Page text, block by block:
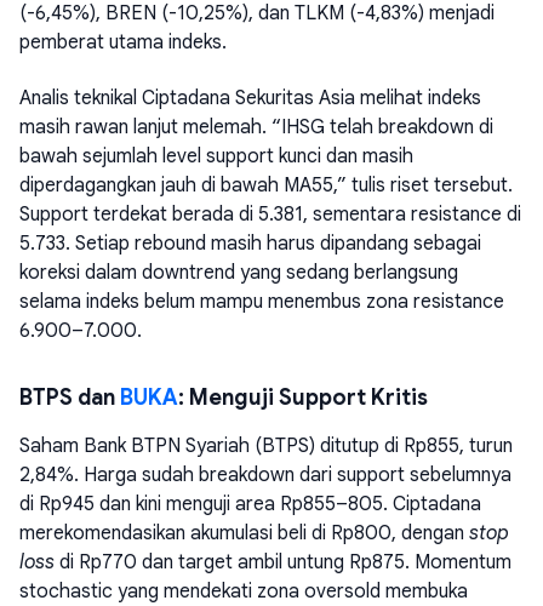
(-6,45%), BREN (-10,25%), dan TLKM (-4,83%) menjadi
pemberat utama indeks.
Analis teknikal Ciptadana Sekuritas Asia melihat indeks
masih rawan lanjut melemah. “IHSG telah breakdown di
bawah sejumlah level support kunci dan masih
diperdagangkan jauh di bawah MA55,” tulis riset tersebut.
Support terdekat berada di 5.381, sementara resistance di
5.733. Setiap rebound masih harus dipandang sebagai
koreksi dalam downtrend yang sedang berlangsung
selama indeks belum mampu menembus zona resistance
6.900–7.000.
BTPS dan BUKA: Menguji Support Kritis
Saham Bank BTPN Syariah (BTPS) ditutup di Rp855, turun
2,84%. Harga sudah breakdown dari support sebelumnya
di Rp945 dan kini menguji area Rp855–805. Ciptadana
merekomendasikan akumulasi beli di Rp800, dengan stop
loss di Rp770 dan target ambil untung Rp875. Momentum
stochastic yang mendekati zona oversold membuka